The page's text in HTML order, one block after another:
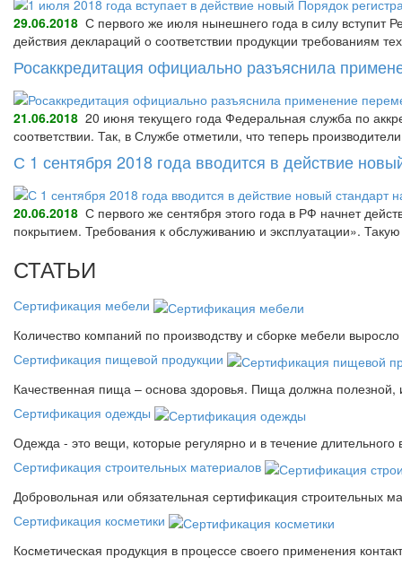
29.06.2018 С первого же июля нынешнего года в силу вступит
действия деклараций о соответствии продукции требованиям
Росаккредитация официально разъяснила
21.06.2018 20 июня текущего года Федеральная служба по
соответствии. Так, в Службе отметили, что теперь
С 1 сентября 2018 года вводится в действие
20.06.2018 С первого же сентября этого года в РФ начнет
покрытием. Требования к обслуживанию и эксплуатации».
СТАТЬИ
Сертификация мебели
Количество компаний по производству и сборке мебели
Сертификация пищевой продукции
Качественная пища – основа здоровья. Пища должна
Сертификация одежды
Одежда - это вещи, которые регулярно и в течение
Сертификация строительных материалов
Добровольная или обязательная сертификация строительных
Сертификация косметики
Косметическая продукция в процессе своего применения